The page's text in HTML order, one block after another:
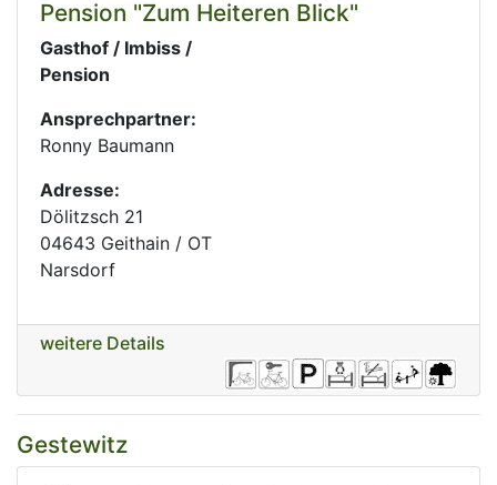
Pension "Zum Heiteren Blick"
Gasthof / Imbiss /
Pension
Ansprechpartner:
Ronny Baumann
Adresse:
Dölitzsch 21
04643 Geithain / OT
Narsdorf
weitere Details
Gestewitz